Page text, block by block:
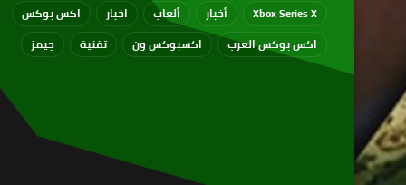
Xbox Series X
أخبار ألعاب اخبار
اكس بوكس
اكس بوكس العرب
اكسبوكس ون تقنية جيمز